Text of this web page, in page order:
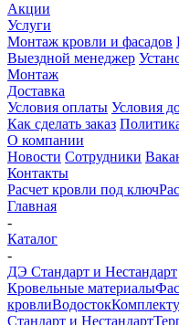
Акции
Услуги
Монтаж кровли и фасадов
Выездной менеджер
Монтаж
Доставка
Условия оплаты Условия
Как сделать заказ
О компании
Новости Сотрудники
Контакты
Расчет кровли под ключ
Главная
-
Каталог
-
ДЭ Стандарт и Нестандарт
Кровельные материалы
кровлиВодосток
Стандарт и Нестандарт